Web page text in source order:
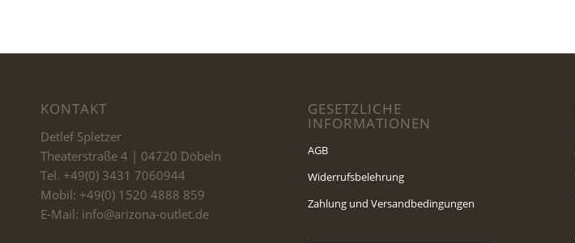
KONTAKT
Detlef Spletzer
Theaterstraße 4 | 04720 Döbeln
Tel. +49(0) 3431 7060944
Mobil: +49(0) 1520 4888 859
E-Mail: info@arizona-outlet.de
GESETZLICHE
INFORMATIONEN
AGB
Widerrufsbelehrung
Zahlung und Versandbedingungen